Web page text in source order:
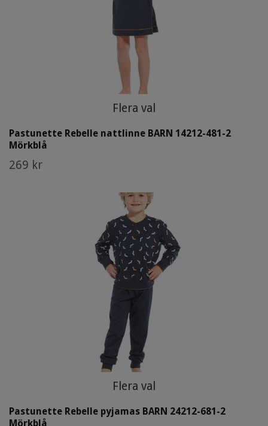
Flera val
Pastunette Rebelle nattlinne BARN 14212-481-2
Mörkblå
269 kr
Flera val
Pastunette Rebelle pyjamas BARN 24212-681-2
Mörkblå